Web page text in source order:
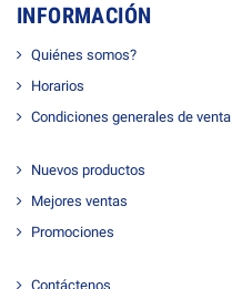
INFORMACIÓN
Quiénes somos?
Horarios
Condiciones generales de venta
Nuevos productos
Mejores ventas
Promociones
Contáctenos